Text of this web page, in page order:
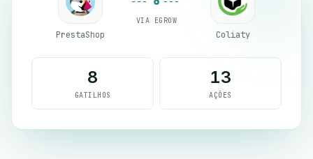
PrestaShop
VIA EGROW
Coliaty
8
GATILHOS
13
AÇÕES